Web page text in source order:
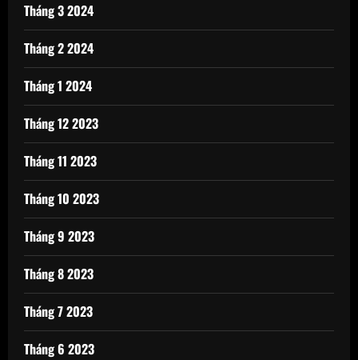
Tháng 3 2024
Tháng 2 2024
Tháng 1 2024
Tháng 12 2023
Tháng 11 2023
Tháng 10 2023
Tháng 9 2023
Tháng 8 2023
Tháng 7 2023
Tháng 6 2023